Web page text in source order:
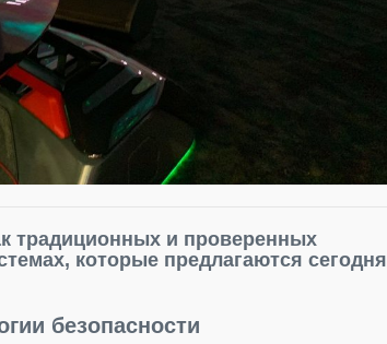
традиционных и проверенных
которые предлагаются сегодня
безопасности